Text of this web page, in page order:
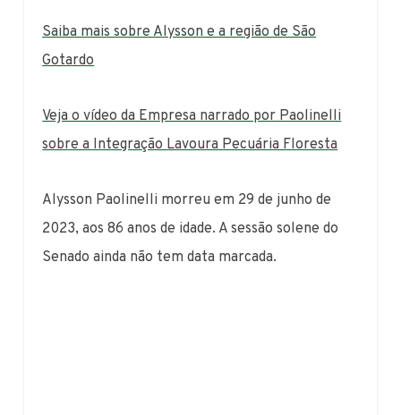
Saiba mais sobre Alysson e a região de São
Gotardo
Veja o vídeo da Empresa narrado por Paolinelli
sobre a Integração Lavoura Pecuária Floresta
Alysson Paolinelli morreu em 29 de junho de
2023, aos 86 anos de idade. A sessão solene do
Senado ainda não tem data marcada.